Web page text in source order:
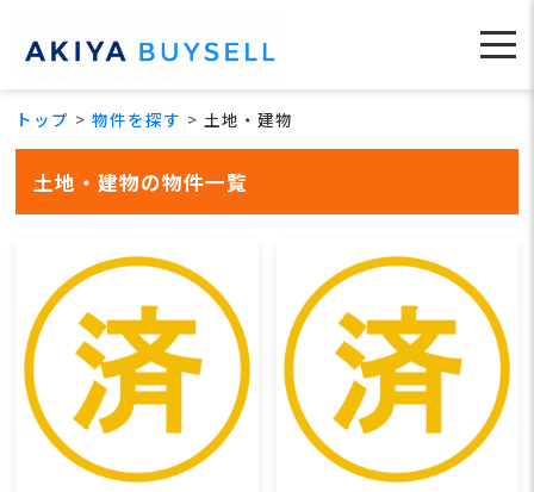
トップ 物件を探す 土地・建物
土地・建物の物件一覧